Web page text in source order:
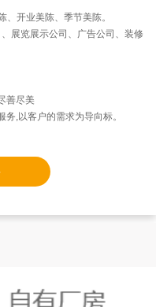
开业美陈、季节美陈。
展览展示公司、广告公司、装修
善尽美
,以客户的需求为导向标。